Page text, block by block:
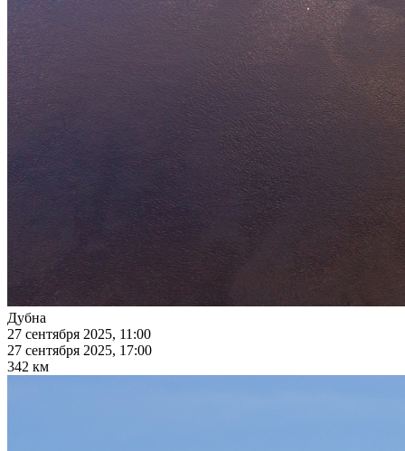
Дубна
27 сентября 2025, 11:00
27 сентября 2025, 17:00
342 км